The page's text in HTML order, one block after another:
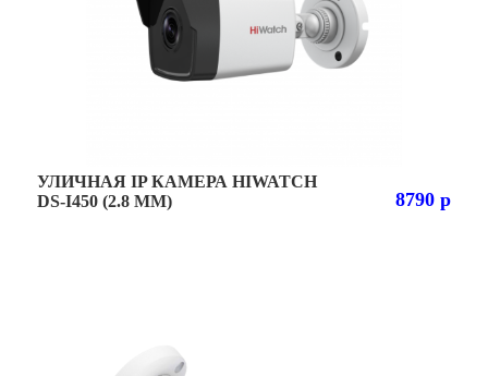
УЛИЧНАЯ IP КАМЕРА HIWATCH
DS-I450 (2.8 MM)
8790 р